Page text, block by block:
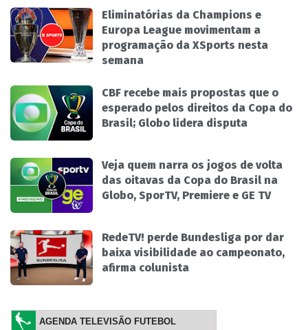
Eliminatórias da Champions e
Europa League movimentam a
programação da XSports nesta
semana
CBF recebe mais propostas que o
esperado pelos direitos da Copa do
Brasil; Globo lidera disputa
Veja quem narra os jogos de volta
das oitavas da Copa do Brasil na
Globo, SporTV, Premiere e GE TV
RedeTV! perde Bundesliga por dar
baixa visibilidade ao campeonato,
afirma colunista